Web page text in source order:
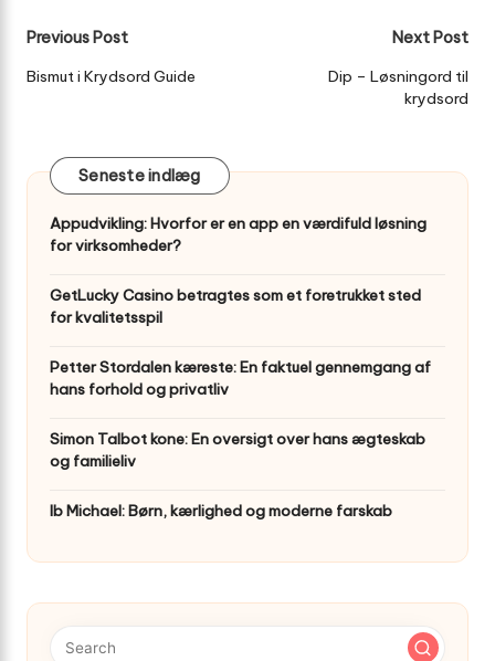
Post
navigation
Previous Post
Bismut i Krydsord Guide
Next Post
Dip – Løsningord til
krydsord
Seneste indlæg
Appudvikling: Hvorfor er en app en værdifuld løsning
for virksomheder?
GetLucky Casino betragtes som et foretrukket sted
for kvalitetsspil
Petter Stordalen kæreste: En faktuel gennemgang af
hans forhold og privatliv
Simon Talbot kone: En oversigt over hans ægteskab
og familieliv
Ib Michael: Børn, kærlighed og moderne farskab